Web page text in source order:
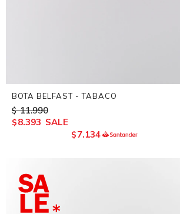
BOTA BELFAST - TABACO
$ 11.990
$8.393
$7.134